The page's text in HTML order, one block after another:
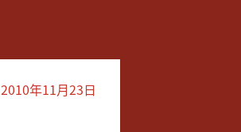
2010年11月23日